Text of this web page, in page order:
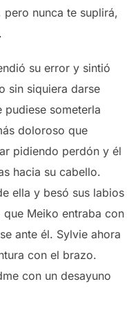
nunca te suplirá,
su error y sintió
sin siquiera darse
pudiese someterla
doloroso que
pidiendo perdón y él
hacia su cabello.
ella y besó sus labios
Meiko entraba con
ante él. Sylvie ahora
con el brazo.
con un desayuno